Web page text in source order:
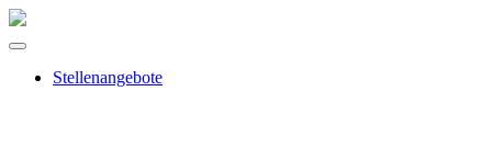
Stellenangebote